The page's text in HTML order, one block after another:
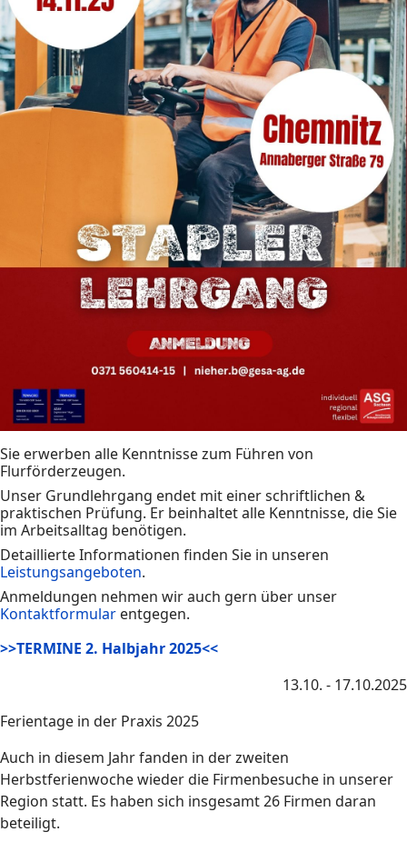
Sie erwerben alle Kenntnisse zum Führen von
Flurförderzeugen.
Unser Grundlehrgang endet mit einer schriftlichen &
praktischen Prüfung. Er beinhaltet alle Kenntnisse, die Sie
im Arbeitsalltag benötigen.
Detaillierte Informationen finden Sie in unseren
Leistungsangeboten.
Anmeldungen nehmen wir auch gern über unser
Kontaktformular entgegen.
>>TERMINE 2. Halbjahr 2025<<
13.10. - 17.10.2025
Ferientage in der Praxis 2025
Auch in diesem Jahr fanden in der zweiten
Herbstferienwoche wieder die Firmenbesuche in unserer
Region statt. Es haben sich insgesamt 26 Firmen daran
beteiligt.